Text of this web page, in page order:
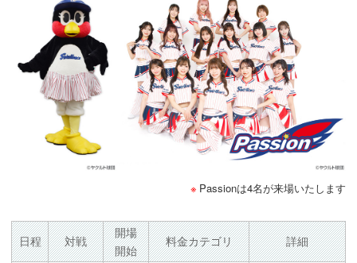
Passionは4名が来場いたします
日程 対戦
開場
開始
料金カテゴリ
詳細